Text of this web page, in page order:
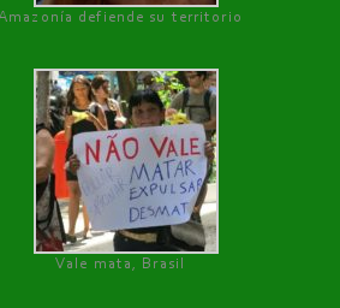
defiende su territorio
Vale mata, Brasil